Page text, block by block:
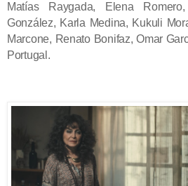
Matías Raygada, Elena
González, Karla Medina, Kukuli
Marcone, Renato Bonifaz, Omar
Portugal.